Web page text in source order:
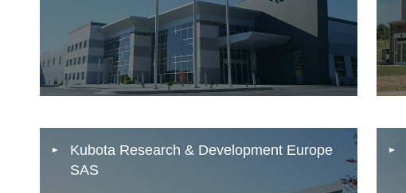
Kubota Research & Development Europe
SAS